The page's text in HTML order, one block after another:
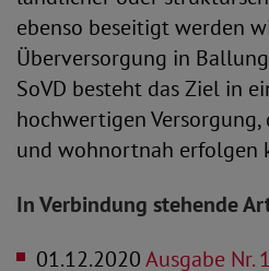
ebenso beseitigt werden
Überversorgung in
SoVD besteht das Ziel in
hochwertigen
und wohnortnah erfolgen
In Verbindung stehende
01.12.2020Ausgabe Nr.